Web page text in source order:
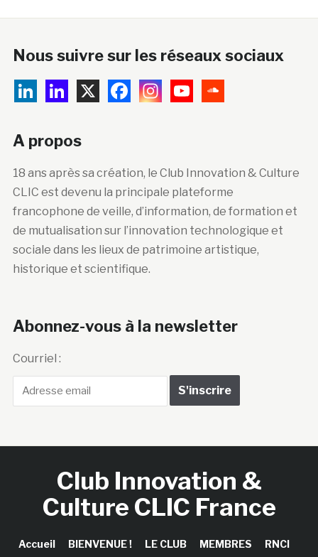
Nous suivre sur les réseaux sociaux
A propos
18 ans après sa création, le Club Innovation & Culture
CLIC est devenu la principale plateforme
francophone de veille, d’information, de formation et
de mutualisation sur l’innovation technologique et
sociale dans les lieux de patrimoine artistique,
historique et scientifique.
Abonnez-vous à la newsletter
Courriel :
Club Innovation &
Culture CLIC France
Accueil BIENVENUE ! LE CLUB MEMBRES
RNCI